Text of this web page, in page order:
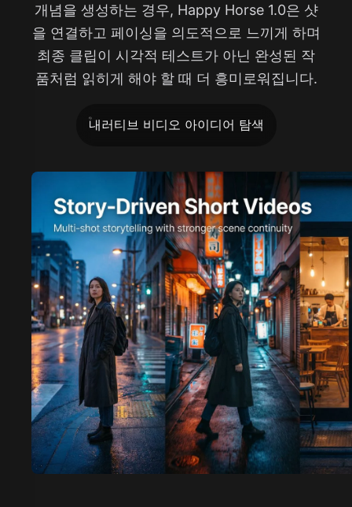
개념을 생성하는 경우, Happy Horse 1.0은 샷
을 연결하고 페이싱을 의도적으로 느끼게 하며
최종 클립이 시각적 테스트가 아닌 완성된 작
품처럼 읽히게 해야 할 때 더 흥미로워집니다.
내러티브 비디오 아이디어 탐색